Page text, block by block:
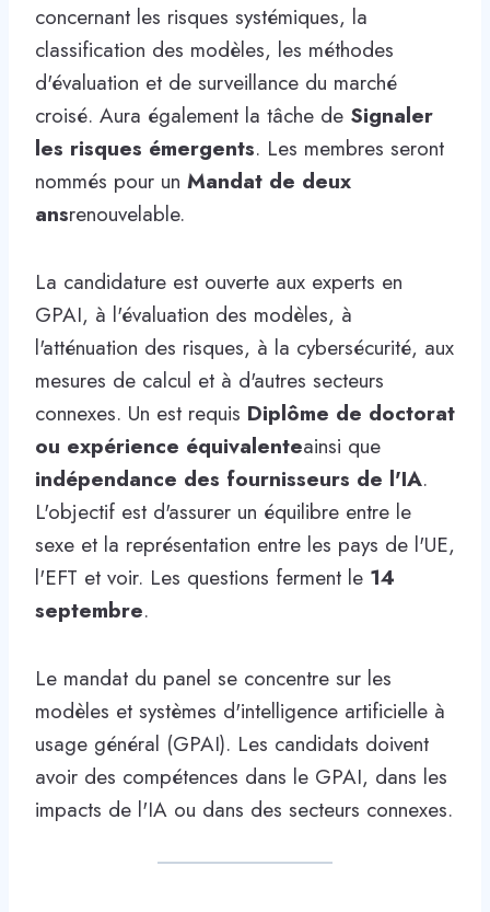
concernant les risques systémiques, la
classification des modèles, les méthodes
d'évaluation et de surveillance du marché
croisé. Aura également la tâche de Signaler
les risques émergents. Les membres seront
nommés pour un Mandat de deux
ansrenouvelable.
La candidature est ouverte aux experts en
GPAI, à l'évaluation des modèles, à
l'atténuation des risques, à la cybersécurité, aux
mesures de calcul et à d'autres secteurs
connexes. Un est requis Diplôme de doctorat
ou expérience équivalenteainsi que
indépendance des fournisseurs de l'IA.
L'objectif est d'assurer un équilibre entre le
sexe et la représentation entre les pays de l'UE,
l'EFT et voir. Les questions ferment le 14
septembre.
Le mandat du panel se concentre sur les
modèles et systèmes d'intelligence artificielle à
usage général (GPAI). Les candidats doivent
avoir des compétences dans le GPAI, dans les
impacts de l'IA ou dans des secteurs connexes.